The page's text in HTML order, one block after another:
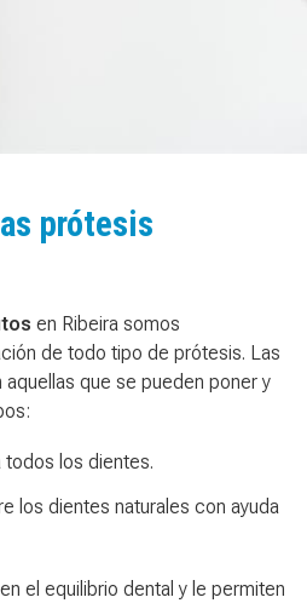
prótesis
en Ribeira somos
de todo tipo de prótesis. Las
aquellas que se pueden poner y
todos los dientes.
los dientes naturales con ayuda
el equilibrio dental y le permiten